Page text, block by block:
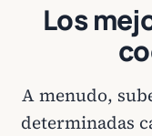
Los
A menudo,
determinadas